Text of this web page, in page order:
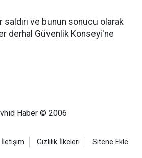
ve bunun sonucu olarak
derhal Güvenlik Konseyi'ne
Haber © 2006
İletişim Gizlilik İlkeleri Sitene Ekle